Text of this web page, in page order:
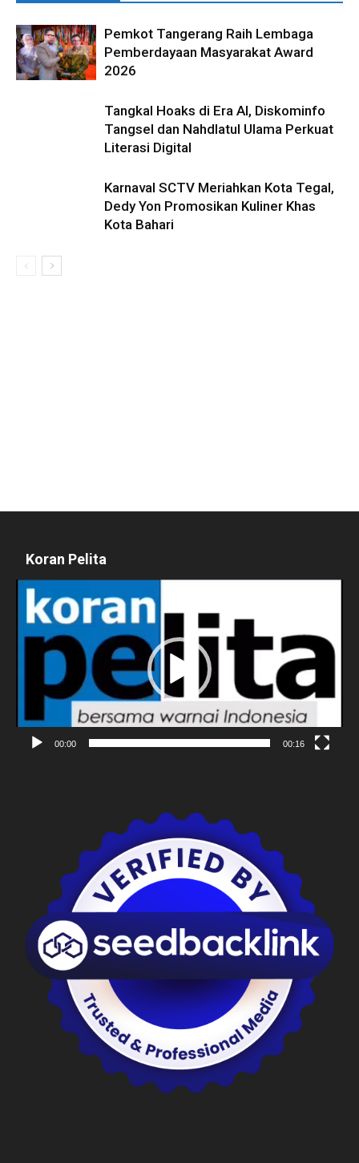
Pemkot Tangerang Raih Lembaga
Pemberdayaan Masyarakat Award
2026
Tangkal Hoaks di Era AI, Diskominfo
Tangsel dan Nahdlatul Ulama Perkuat
Literasi Digital
Karnaval SCTV Meriahkan Kota Tegal,
Dedy Yon Promosikan Kuliner Khas
Kota Bahari
Koran Pelita
Pemutar
Video
00:00 00:16